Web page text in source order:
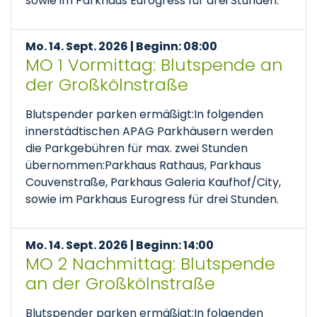
Mo. 14. Sept. 2026 | Beginn: 08:00
MO 1 Vormittag: Blutspende an
der Großkölnstraße
Blutspender parken ermäßigt:In folgenden
innerstädtischen APAG Parkhäusern werden
die Parkgebühren für max. zwei Stunden
übernommen:Parkhaus Rathaus, Parkhaus
Couvenstraße, Parkhaus Galeria Kaufhof/City,
sowie im Parkhaus Eurogress für drei Stunden.
Mo. 14. Sept. 2026 | Beginn: 14:00
MO 2 Nachmittag: Blutspende
an der Großkölnstraße
Blutspender parken ermäßigt:In folgenden